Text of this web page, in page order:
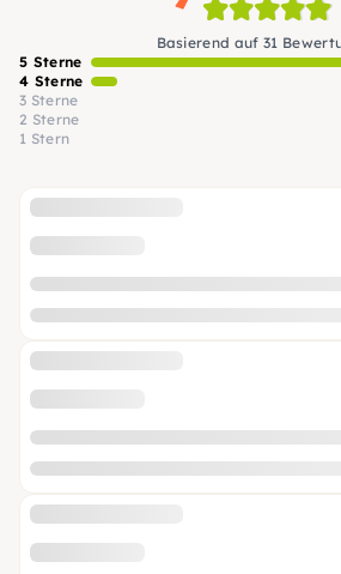
Basierend auf 31
5 Sterne
4 Sterne
3 Sterne
2 Sterne
1 Stern